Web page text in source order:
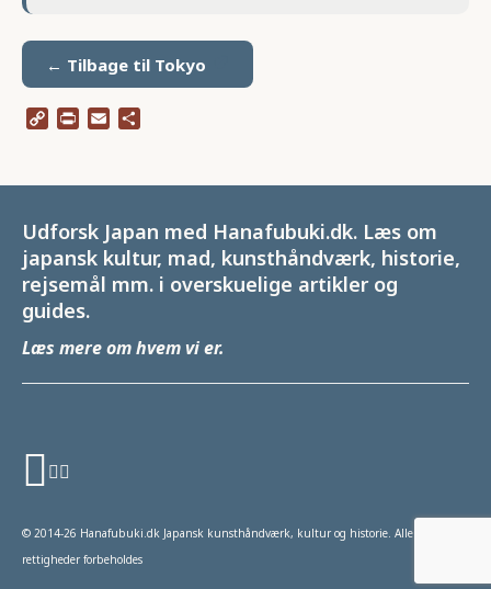
← Tilbage til Tokyo
Copy Print Email
Udforsk Japan med Hanafubuki.dk. Læs om
japansk kultur, mad, kunsthåndværk, historie,
rejsemål mm. i overskuelige artikler og
guides.
Læs mere om hvem vi er.
© 2014-26 Hanafubuki.dk Japansk kunsthåndværk, kultur og historie. Alle
rettigheder forbeholdes